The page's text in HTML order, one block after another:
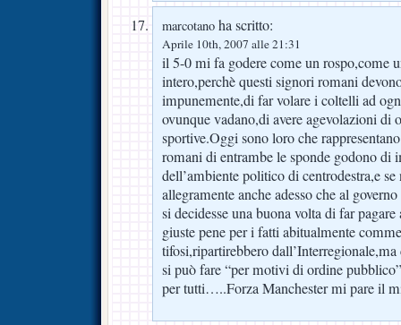
marcotano ha scritto:
Aprile 10th, 2007 alle 21:31
il 5-0 mi fa godere come un rospo,come
intero,perchè questi signori romani
impunemente,di far volare i coltelli ad
ovunque vadano,di avere agevolazioni di
sportive.Oggi sono loro che
romani di entrambe le sponde godono di
dell’ambiente politico di centrodestra,e
allegramente anche adesso che al
si decidesse una buona volta di far
giuste pene per i fatti abitualmente
tifosi,ripartirebbero
si può fare “per motivi di ordine
per tutti…..Forza Manchester mi pare il